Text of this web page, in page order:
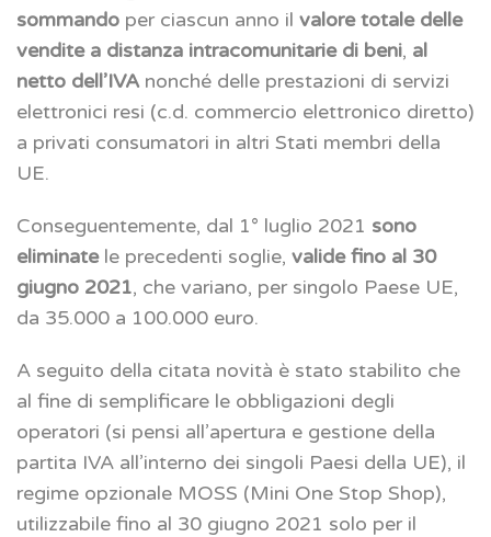
sommando per ciascun anno il valore totale delle
vendite a distanza intracomunitarie di beni, al
netto dell’IVA nonché delle prestazioni di servizi
elettronici resi (c.d. commercio elettronico diretto)
a privati consumatori in altri Stati membri della
UE.
Conseguentemente, dal 1° luglio 2021 sono
eliminatele precedenti soglie, valide fino al 30
giugno 2021, che variano, per singolo Paese UE,
da 35.000 a 100.000 euro.
A seguito della citata novità è stato stabilito che
al fine di semplificare le obbligazioni degli
operatori (si pensi all’apertura e gestione della
partita IVA all’interno dei singoli Paesi della UE), il
regime opzionale MOSS (Mini One Stop Shop),
utilizzabile fino al 30 giugno 2021 solo per il